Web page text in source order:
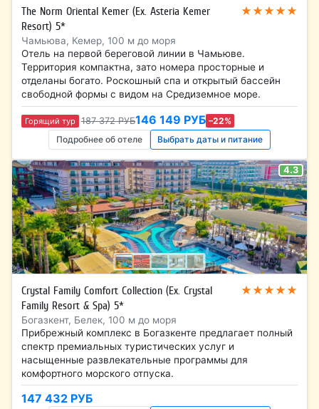
The Norm Oriental Kemer (Ex. Asteria Kemer
Resort) 5*
★★★★★
Чамьюва, Кемер, 100 м до моря
Отель на первой береговой линии в Чамьюве.
Территория компактна, зато номера просторные и
отделаны богато. Роскошный спа и открытый бассейн
свободной формы с видом на Средиземное море.
Горящий тур 187 372 РУБ146 149 РУБ –22%
Подробнее об отеле
Выбрать даты и питание
4.3
Crystal Family Comfort Collection (Ex. Crystal
Family Resort & Spa) 5*
★★★★★
Богазкент, Белек, 100 м до моря
Прибрежный комплекс в Богазкенте предлагает полный
спектр премиальных туристических услуг и
насыщенные развлекательные программы для
комфортного морского отпуска.
147 432 РУБ